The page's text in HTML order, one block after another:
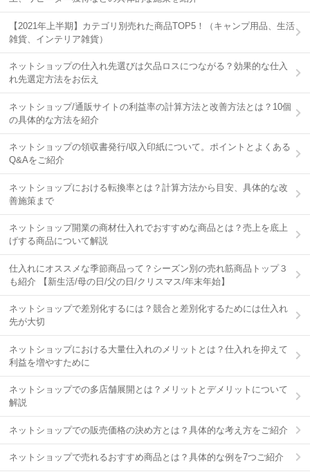
【2021年上半期】カテゴリ別売れた商品TOP5！（キャンプ用品、生活
雑貨、インテリア雑貨）
ネットショップの仕入れ先選びは欠品ロスにつながる？効果的な仕入
れ先選定方法をお伝え
ネットショップ/通販サイトの利益率の計算方法と改善方法とは？10個
の具体的な方法を紹介
ネットショップの領収書発行/収入印紙について。ポイントとよくある
Q&Aをご紹介
ネットショップにおける転換率とは？計算方法から目安、具体的な改
善施策まで
ネットショップ開業の商材仕入れでおすすめな商品とは？売上を底上
げする商品について解説
仕入れにオススメな季節商品って？シーズン別の売れ筋商品トップ３
も紹介 【新生活/母の日/父の日/クリスマス/年末年始】
ネットショップで差別化するには？競合と差別化するためには仕入れ
先が大切
ネットショップにおける大量仕入れのメリットとは？仕入れを抑えて
利益を増やすために
ネットショップでの多店舗展開とは？メリットとデメリットについて
解説
ネットショップでの販売価格の決め方とは？具体的な考え方をご紹介
ネットショップで売れるおすすめ商品とは？具体的な例を7つご紹介